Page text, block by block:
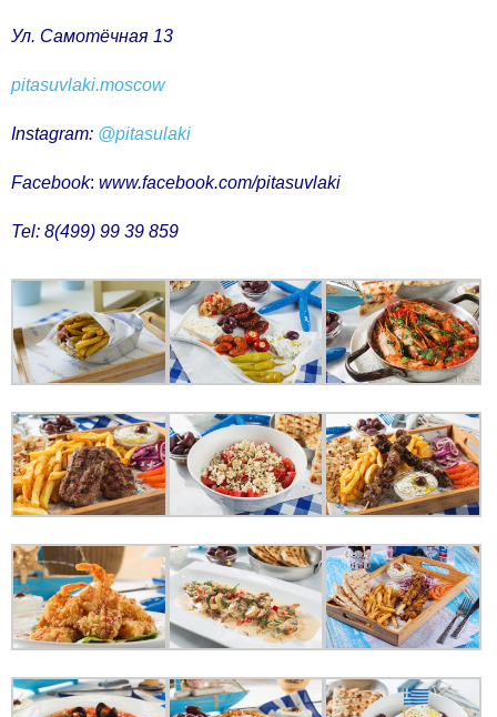
Ул. Самотёчная 13
pitasuvlaki.moscow
Instagram: @pitasulaki
Facebook: www.facebook.com/pitasuvlaki
Tel: 8(499) 99 39 859